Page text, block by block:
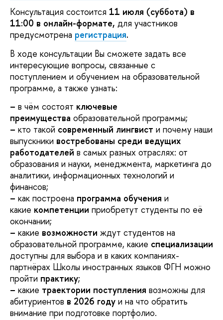
Консультация состоится 11 июля (суббота) в
11:00 в онлайн-формате, для участников
предусмотрена регистрация.
В ходе консультации Вы сможете задать все
интересующие вопросы, связанные с
поступлением и обучением на образовательной
программе, а также узнать:
– в чём состоят ключевые
преимущества образовательной программы;
– кто такой современный лингвист и почему наши
выпускники востребованы среди ведущих
работодателей в самых разных отраслях: от
образования и науки, менеджмента, маркетинга до
аналитики, информационных технологий и
финансов;
– как построена программа обучения и
какие компетенции приобретут студенты по её
окончании;
– какие возможности ждут студентов на
образовательной программе, какие специализации
доступны для выбора и в каких компаниях-
партнёрах Школы иностранных языков ФГН можно
пройти практику;
– какие траектории поступления возможны для
абитуриентов в 2026 году и на что обратить
внимание при подготовке портфолио.